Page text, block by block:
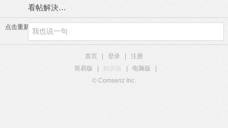
看帖解決…
点击重新加载
首页 登录
注册
简易版
触屏版 电脑版
© Comsenz Inc.